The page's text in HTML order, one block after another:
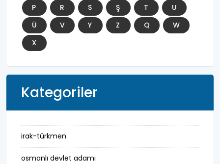
P
R S Ş T
U
Ü
V Y Z Q
W
X
Kategoriler
irak-türkmen
osmanlı devlet adamı